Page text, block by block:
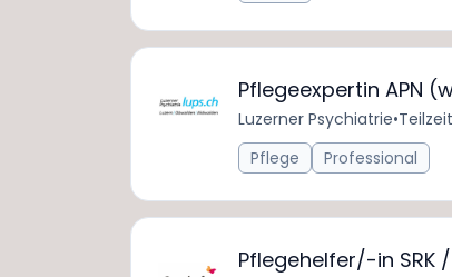
Pflegeexpertin APN
Luzerner Psychiatrie•Teilzeit
Pflege
Professional
Pflegehelfer/-in SRK /